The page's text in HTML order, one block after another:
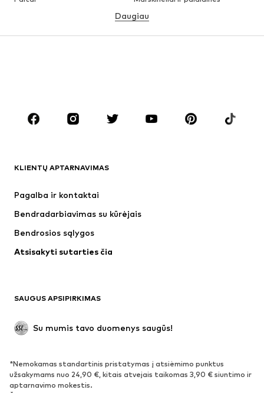
Apatiniai
Aksesuarai
Premium
Naujienos
Apatiniai
Paltai
Proginiai
Išskirtiniai
BATAI
Naujienos
Daugiau
KLIENTŲ APTARNAVIMAS
Pagalba ir kontaktai
Bendradarbiavimas su kūrėjais
Bendrosios sąlygos
Atsisakyti sutarties čia
SAUGUS APSIPIRKIMAS
Su mumis tavo duomenys saugūs!
*Nemokamas standartinis pristatymas į atsiėmimo punktus
užsakymams nuo 24,90 €, kitais atvejais taikomas 3,90 € siuntimo ir
aptarnavimo mokestis.